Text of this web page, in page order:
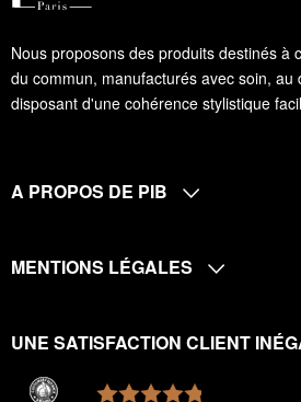
Nous proposons des produits destinés à
du commun, manufacturés avec soin, au
disposant d'une cohérence stylistique
A PROPOS DE PIB
MENTIONS LÉGALES
UNE SATISFACTION CLIENT